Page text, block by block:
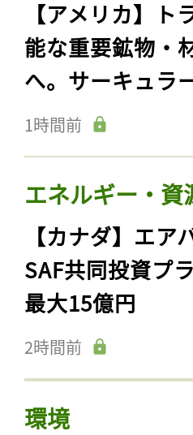
【アメリカ】
能な重要鉱物・
へ。サーキュラ
1時間前
エネルギー・資
【カナダ】エ
SAF共同投資プ
最大15億円
2時間前
環境